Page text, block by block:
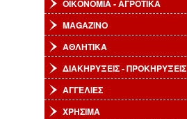
ΟΙΚΟΝΟΜΙΑ - ΑΓΡΟΤΙΚΑ
MAGAZINO
ΑΘΛΗΤΙΚΑ
ΔΙΑΚΗΡΥΞΕΙΣ - ΠΡΟΚΗΡΥΞΕΙΣ
ΑΓΓΕΛΙΕΣ
ΧΡΗΣΙΜΑ